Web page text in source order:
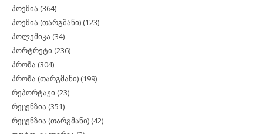
პოეზია (364)
პოეზია (თარგმანი) (123)
პოლემიკა (34)
პორტრეტი (236)
პროზა (304)
პროზა (თარგმანი) (199)
რეპორტაჟი (23)
რეცენზია (351)
რეცენზია (თარგმანი) (42)